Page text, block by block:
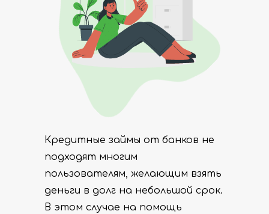
Кредитные займы от банков не
подходят многим
пользователям, желающим взять
деньги в долг на небольшой срок.
В этом случае на помощь